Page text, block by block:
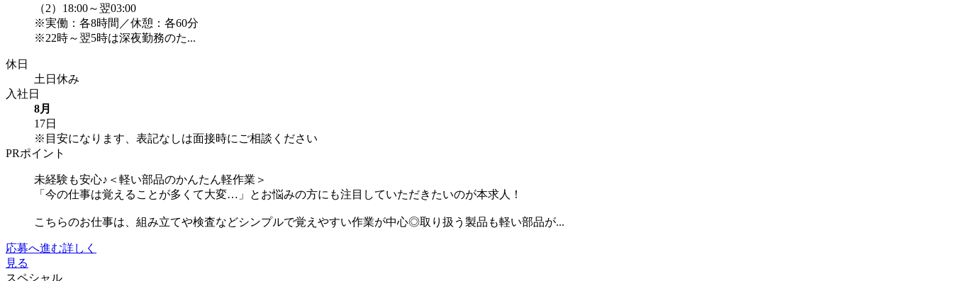
（2）18:00～翌03:00
※実働：各8時間／休憩：各60分
※22時～翌5時は深夜勤務のた...
休日
土日休み
入社日
8月
17日
※目安になります、表記なしは面接時にご相談ください
PRポイント
未経験も安心♪＜軽い部品のかんたん軽作業＞
「今の仕事は覚えることが多くて大変…」とお悩みの方にも注目していただきたいのが本求人！
こちらのお仕事は、組み立てや検査などシンプルで覚えやすい作業が中心◎取り扱う製品も軽い部品が...
応募へ進む詳しく
見る
スペシャル